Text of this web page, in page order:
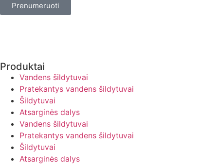
Prenumeruoti
Produktai
Vandens šildytuvai
Pratekantys vandens šildytuvai
Šildytuvai
Atsarginės dalys
Vandens šildytuvai
Pratekantys vandens šildytuvai
Šildytuvai
Atsarginės dalys